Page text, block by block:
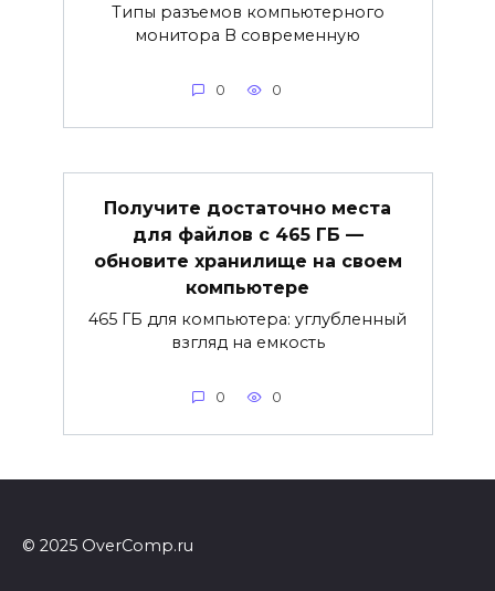
Типы разъемов компьютерного
монитора В современную
0 0
Получите достаточно места
для файлов с 465 ГБ —
обновите хранилище на своем
компьютере
465 ГБ для компьютера: углубленный
взгляд на емкость
0 0
© 2025 OverComp.ru